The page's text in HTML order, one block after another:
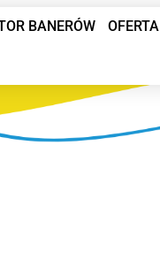
BANERÓW OFERTA